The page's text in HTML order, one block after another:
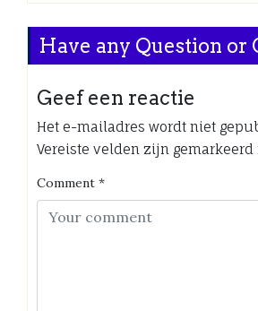
Have any Question or
Geef een reactie
Het e-mailadres wordt niet
Vereiste velden zijn gemarkeerd
Comment *